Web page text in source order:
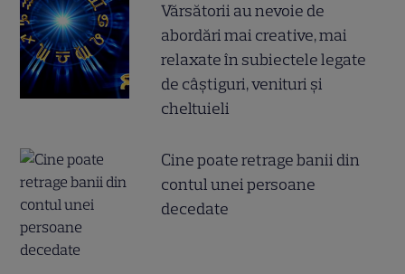
Vărsătorii au nevoie de
abordări mai creative, mai
relaxate în subiectele legate
de câștiguri, venituri și
cheltuieli
Cine poate retrage banii din
contul unei persoane
decedate